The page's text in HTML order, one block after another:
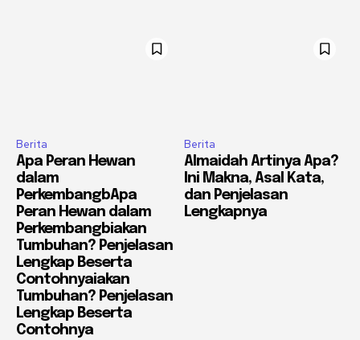
Berita
Apa Peran Hewan
dalam
PerkembangbApa
Peran Hewan dalam
Perkembangbiakan
Tumbuhan? Penjelasan
Lengkap Beserta
Contohnyaiakan
Tumbuhan? Penjelasan
Lengkap Beserta
Contohnya
Berita
Almaidah Artinya Apa?
Ini Makna, Asal Kata,
dan Penjelasan
Lengkapnya